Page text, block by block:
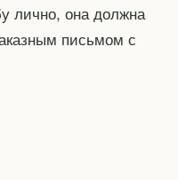
лично, она должна
письмом с